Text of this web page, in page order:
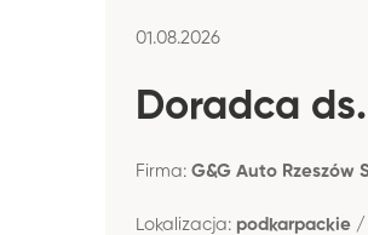
01.08.2026
Doradca
Firma: G&G Auto Rzeszów
Lokalizacja: podkarpackie /